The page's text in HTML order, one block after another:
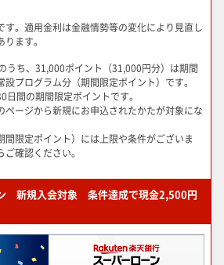
す。適用金利は金融情勢等の変化により見直し
ます。
うち、31,000ポイント（31,000円分）は期間
プログラム分（期間限定ポイント）です。
間の期間限定ポイントです。
ージから新規にお申込されたかたが対象にな
限定ポイント）には上限や条件がございま
ご確認ください。
新規入会対象 条件達成で現金2,500円